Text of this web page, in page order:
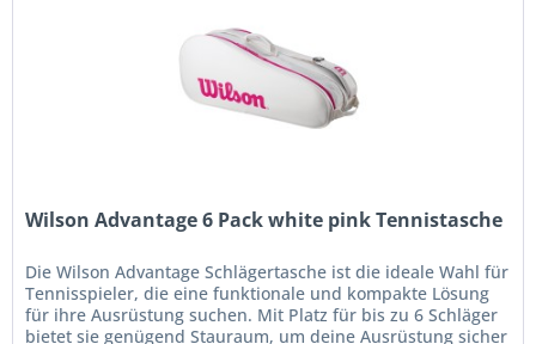
Wilson Advantage 6 Pack white pink Tennistasche
Die Wilson Advantage Schlägertasche ist die ideale Wahl für
Tennisspieler, die eine funktionale und kompakte Lösung
für ihre Ausrüstung suchen. Mit Platz für bis zu 6 Schläger
bietet sie genügend Stauraum, um deine Ausrüstung sicher